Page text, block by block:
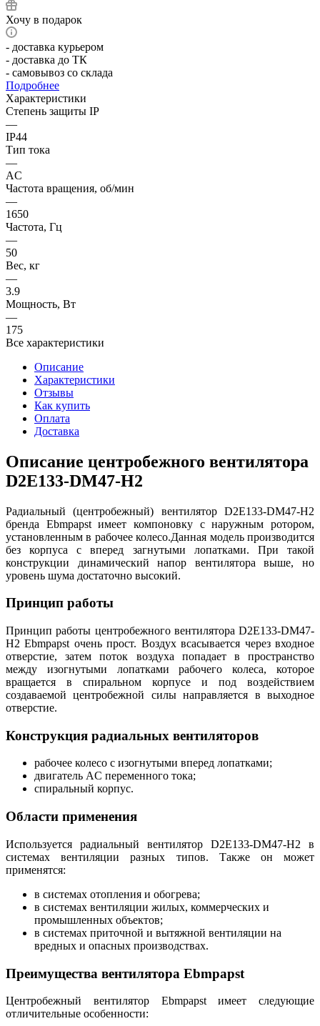
Хочу в подарок
- доставка курьером
- доставка до ТК
- самовывоз со склада
Подробнее
Характеристики
Степень защиты IP
—
IP44
Тип тока
—
AC
Частота вращения, об/мин
—
1650
Частота, Гц
—
50
Вес, кг
—
3.9
Мощность, Вт
—
175
Все характеристики
Описание
Характеристики
Отзывы
Как купить
Оплата
Доставка
Описание центробежного вентилятора
D2E133-DM47-H2
Радиальный (центробежный) вентилятор D2E133-DM47-H2
бренда Ebmpapst имеет компоновку с наружным ротором,
установленным в рабочее колесо.Данная модель производится
без корпуса с вперед загнутыми лопатками. При такой
конструкции динамический напор вентилятора выше, но
уровень шума достаточно высокий.
Принцип работы
Принцип работы центробежного вентилятора D2E133-DM47-
H2 Ebmpapst очень прост. Воздух всасывается через входное
отверстие, затем поток воздуха попадает в пространство
между изогнутыми лопатками рабочего колеса, которое
вращается в спиральном корпусе и под воздействием
создаваемой центробежной силы направляется в выходное
отверстие.
Конструкция радиальных вентиляторов
рабочее колесо с изогнутыми вперед лопатками;
двигатель AC переменного тока;
спиральный корпус.
Области применения
Используется радиальный вентилятор D2E133-DM47-H2 в
системах вентиляции разных типов. Также он может
применятся:
в системах отопления и обогрева;
в системах вентиляции жилых, коммерческих и
промышленных объектов;
в системах приточной и вытяжной вентиляции на
вредных и опасных производствах.
Преимущества вентилятора Ebmpapst
Центробежный вентилятор Ebmpapst имеет следующие
отличительные особенности: